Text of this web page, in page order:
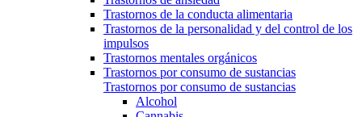
Trastornos de la conducta alimentaria
Trastornos de la personalidad y del control de los
impulsos
Trastornos mentales orgánicos
Trastornos por consumo de sustancias
Trastornos por consumo de sustancias
Alcohol